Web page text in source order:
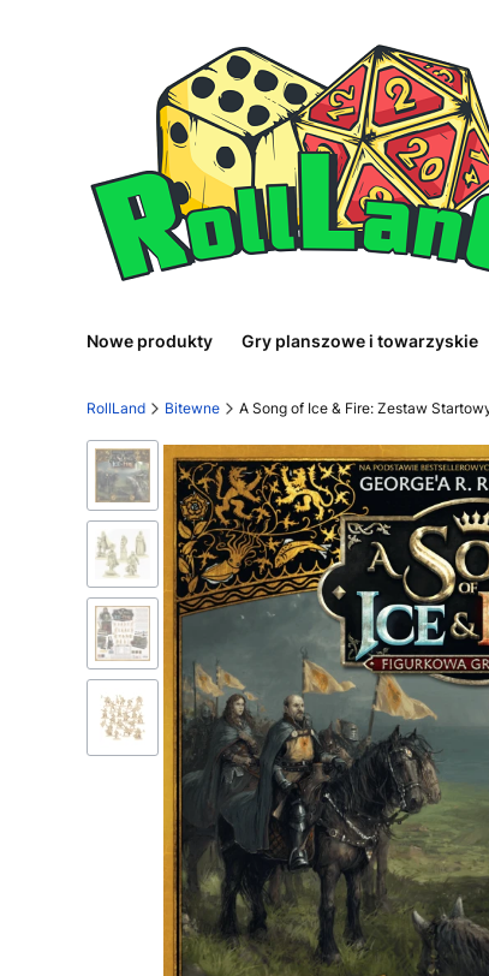
Nowe produkty Gry planszowe i towarzyskie
RollLand Bitewne A Song of Ice & Fire: Zestaw